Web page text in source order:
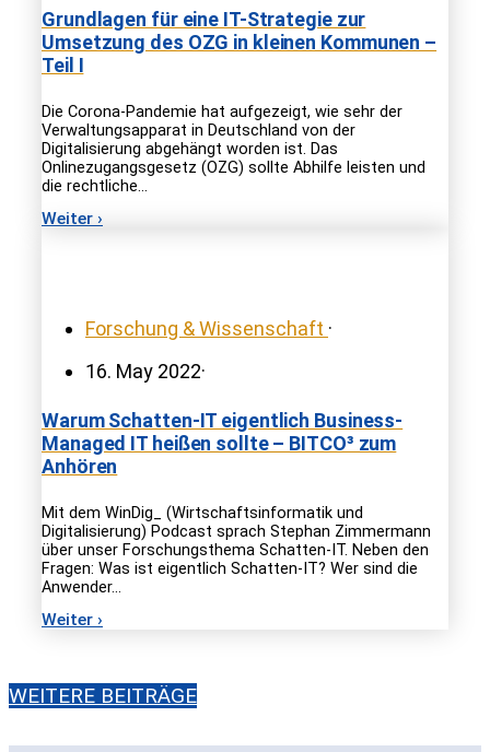
Grundlagen für eine IT-Strategie zur
Umsetzung des OZG in kleinen Kommunen –
Teil I
Die Corona-Pandemie hat aufgezeigt, wie sehr der
Verwaltungsapparat in Deutschland von der
Digitalisierung abgehängt worden ist. Das
Onlinezugangsgesetz (OZG) sollte Abhilfe leisten und
die rechtliche…
Weiter ›
Forschung & Wissenschaft ·
16. May 2022·
Warum Schatten-IT eigentlich Business-
Managed IT heißen sollte – BITCO³ zum
Anhören
Mit dem WinDig_ (Wirtschaftsinformatik und
Digitalisierung) Podcast sprach Stephan Zimmermann
über unser Forschungsthema Schatten-IT. Neben den
Fragen: Was ist eigentlich Schatten-IT? Wer sind die
Anwender…
Weiter ›
WEITERE BEITRÄGE